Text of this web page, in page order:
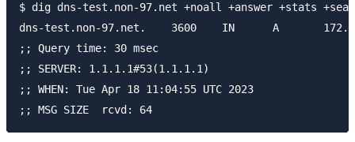
$ dig dns-test.non-97.net +noall +answer +stats
dns-test.non-97.net.	3600	IN	A	172.31.10.89
;; Query time: 30 msec
;; SERVER: 1.1.1.1#53(1.1.1.1)
;; WHEN: Tue Apr 18 11:04:55 UTC 2023